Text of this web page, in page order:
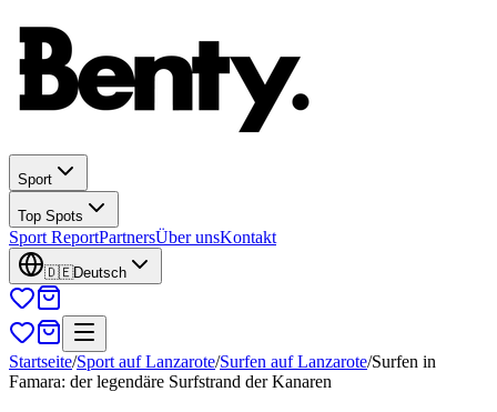
Sport
Top Spots
Sport ReportPartnersÜber unsKontakt
🇩🇪Deutsch
Startseite/Sport auf Lanzarote/Surfen auf Lanzarote/Surfen in
Famara: der legendäre Surfstrand der Kanaren